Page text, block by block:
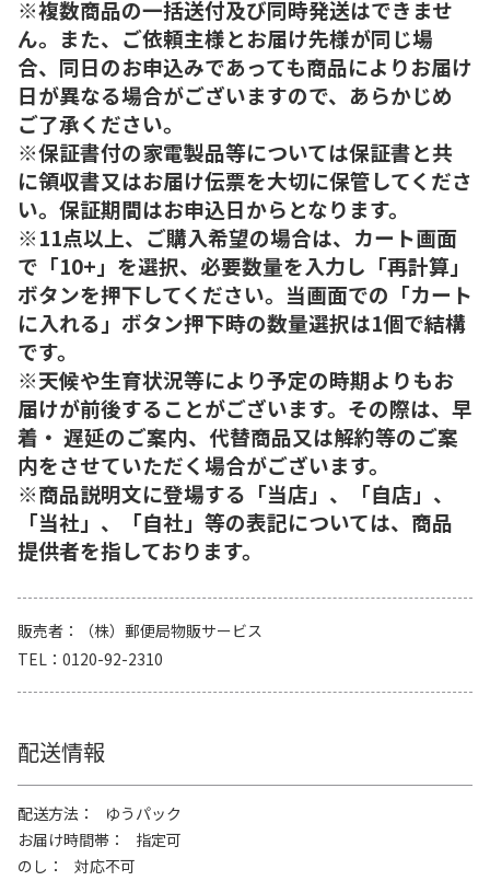
※複数商品の一括送付及び同時発送はできませ
ん。また、ご依頼主様とお届け先様が同じ場
合、同日のお申込みであっても商品によりお届け
日が異なる場合がございますので、あらかじめ
ご了承ください。
※保証書付の家電製品等については保証書と共
に領収書又はお届け伝票を大切に保管してくださ
い。保証期間はお申込日からとなります。
※11点以上、ご購入希望の場合は、カート画面
で「10+」を選択、必要数量を入力し「再計算」
ボタンを押下してください。当画面での「カート
に入れる」ボタン押下時の数量選択は1個で結構
です。
※天候や生育状況等により予定の時期よりもお
届けが前後することがございます。その際は、早
着・ 遅延のご案内、代替商品又は解約等のご案
内をさせていただく場合がございます。
※商品説明文に登場する「当店」、「自店」、
「当社」、「自社」等の表記については、商品
提供者を指しております。
販売者
（株）郵便局物販サービス
TEL
0120-92-2310
配送情報
配送方法
ゆうパック
お届け時間帯
指定可
のし
対応不可